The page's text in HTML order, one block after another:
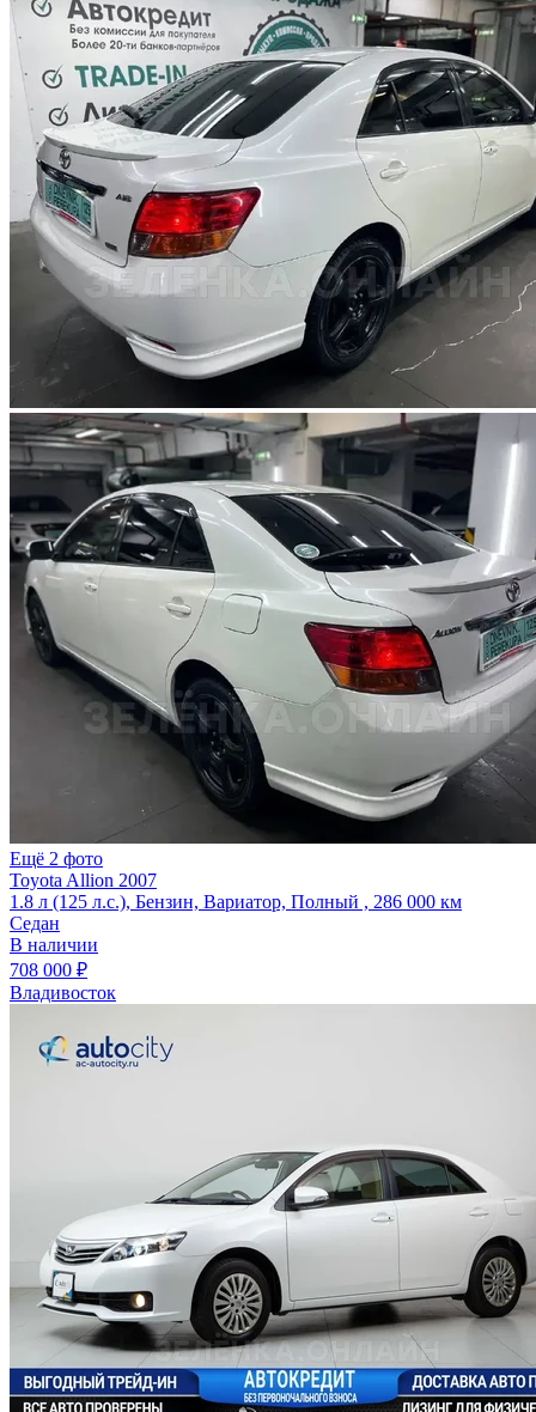
Ещё 2 фото
Toyota Allion 2007
1.8 л (125 л.с.), Бензин, Вариатор, Полный , 286 000 км
Седан
В наличии
708 000 ₽
Владивосток